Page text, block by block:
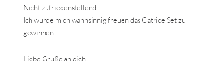
Nicht zufriedenstellend
Ich würde mich wahnsinnig freuen das Catrice Set zu
gewinnen.
Liebe Grüße an dich!